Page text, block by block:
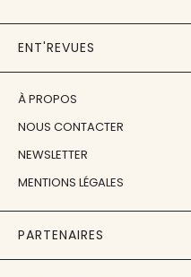
ENT'REVUES
À PROPOS
NOUS CONTACTER
NEWSLETTER
MENTIONS LÉGALES
PARTENAIRES